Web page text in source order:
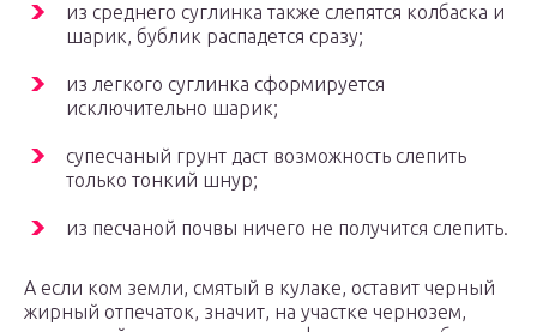
из среднего суглинка также слепятся колбаска и
шарик, бублик распадется сразу;
из легкого суглинка сформируется
исключительно шарик;
супесчаный грунт даст возможность слепить
только тонкий шнур;
из песчаной почвы ничего не получится слепить.
А если ком земли, смятый в кулаке, оставит черный
жирный отпечаток, значит, на участке чернозем,